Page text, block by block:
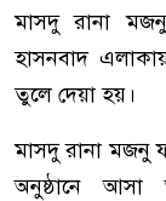
মাসদু রানা
হাসনবাদ
তুলে দেয়া হয়।
মাসদু রানা মজনু
অনুষ্ঠানে আসা